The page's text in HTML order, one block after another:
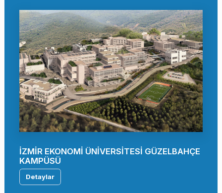
İZMİR EKONOMİ ÜNİVERSİTESİ GÜZELBAHÇE
KAMPÜSÜ
Detaylar